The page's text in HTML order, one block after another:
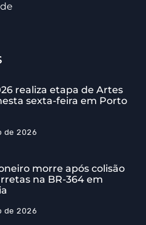
realiza etapa de Artes
sexta-feira em Porto
de 2026
morre após colisão
na BR-364 em
de 2026